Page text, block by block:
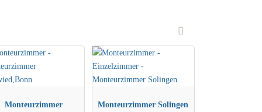
Monteurzimmer
Monteurzimmer Solingen